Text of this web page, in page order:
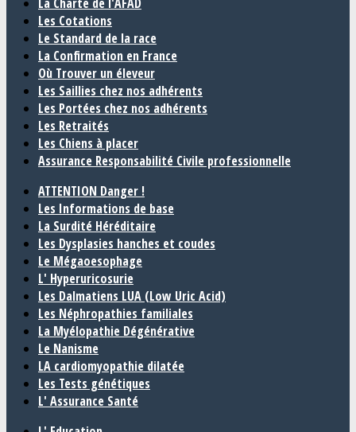
Les Cotations
Le Standard de la race
La Confirmation en France
Où Trouver un éleveur
Les Saillies chez nos adhérents
Les Portées chez nos adhérents
Les Retraités
Les Chiens à placer
Assurance Responsabilité Civile professionnelle
ATTENTION Danger !
Les Informations de base
La Surdité Héréditaire
Les Dysplasies hanches et coudes
Le Mégaoesophage
L' Hyperuricosurie
Les Dalmatiens LUA (Low Uric Acid)
Les Néphropathies familiales
La Myélopathie Dégénérative
Le Nanisme
LA cardiomyopathie dilatée
Les Tests génétiques
L' Assurance Santé